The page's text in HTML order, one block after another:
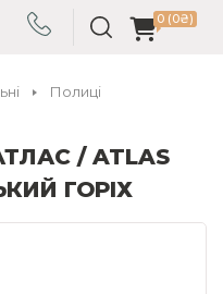
0 (0₴)
Полиці
/ ATLAS
ГОРІХ